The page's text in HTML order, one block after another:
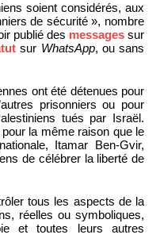
soient considérés, aux
de sécurité », nombre
publié des messages sur
sur WhatsApp, ou sans
ont été détenues pour
prisonniers ou pour
tués par Israël.
la même raison que le
Itamar Ben-Gvir,
de célébrer la liberté de
tous les aspects de la
réelles ou symboliques,
et toutes leurs autres